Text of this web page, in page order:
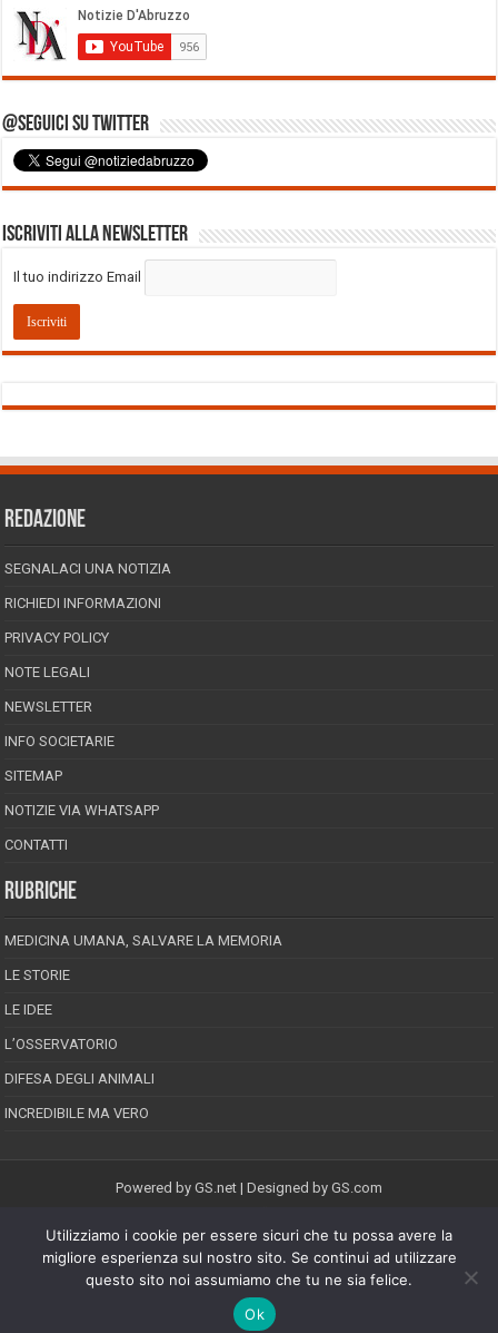
@Seguici su Twitter
Iscriviti alla Newsletter
Il tuo indirizzo Email
REDAZIONE
SEGNALACI UNA NOTIZIA
RICHIEDI INFORMAZIONI
PRIVACY POLICY
NOTE LEGALI
NEWSLETTER
INFO SOCIETARIE
SITEMAP
NOTIZIE VIA WHATSAPP
CONTATTI
RUBRICHE
MEDICINA UMANA, SALVARE LA MEMORIA
LE STORIE
LE IDEE
L’OSSERVATORIO
DIFESA DEGLI ANIMALI
INCREDIBILE MA VERO
Powered by GS.net | Designed by GS.com
EPINEION EDITRICE S.R.L.P.Iva 02008710689
Registrazione Tribunale di Pescara reg. speciale della stampa n.08/2012
Direttore responsabile: Maurizio Piccinino
Iscrizione al ROC n.22607
Riproduzione riservata © Copyright 2026, All Rights Reserved
Utilizziamo i cookie per essere sicuri che tu possa avere la
migliore esperienza sul nostro sito. Se continui ad utilizzare
questo sito noi assumiamo che tu ne sia felice.
Ok